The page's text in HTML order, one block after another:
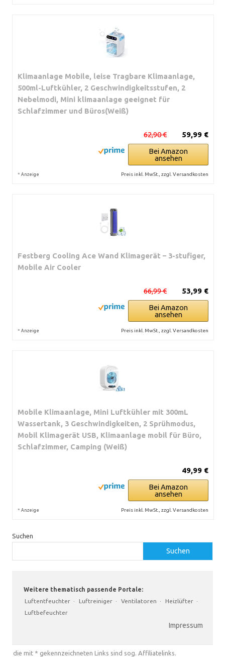
Klimaanlage Mobile, leise Tragbare Klimaanlage,
500ml-Luftkühler, 2 Geschwindigkeitsstufen, 2
Nebelmodi, Mini klimaanlage geeignet für
Schlafzimmer und Büros(Weiß)
59,99 €
62,90 €
Bei Amazon
ansehen
* Anzeige Preis inkl. MwSt., zzgl. Versandkosten
Festberg Cooling Ace Wand Klimagerät – 3-stufiger,
Mobile Air Cooler
53,99 €
66,99 €
Bei Amazon
ansehen
* Anzeige Preis inkl. MwSt., zzgl. Versandkosten
Mobile Klimaanlage, Mini Luftkühler mit 300mL
Wassertank, 3 Geschwindigkeiten, 2 Sprühmodus,
Mobil Klimagerät USB, Klimaanlage mobil für Büro,
Schlafzimmer, Camping (Weiß)
49,99 €
Bei Amazon
ansehen
* Anzeige Preis inkl. MwSt., zzgl. Versandkosten
Suchen
Suchen
Weitere thematisch passende Portale:
Luftentfeuchter · Luftreiniger · Ventilatoren · Heizlüfter ·
Luftbefeuchter
Impressum
die mit * gekennzeichneten Links sind sog. Affiliatelinks.